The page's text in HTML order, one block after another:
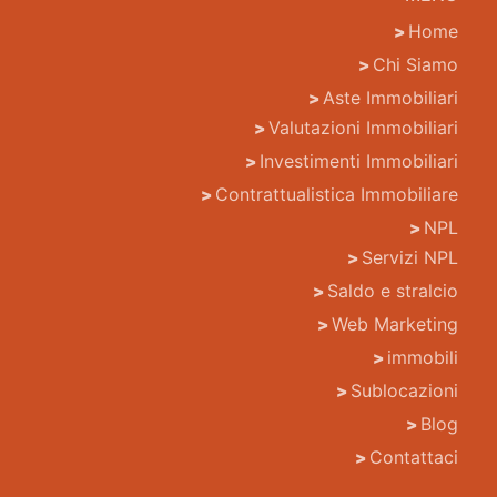
Home
Chi Siamo
Aste Immobiliari
Valutazioni Immobiliari
Investimenti Immobiliari
Contrattualistica Immobiliare
NPL
Servizi NPL
Saldo e stralcio
Web Marketing
immobili
Sublocazioni
Blog
Contattaci